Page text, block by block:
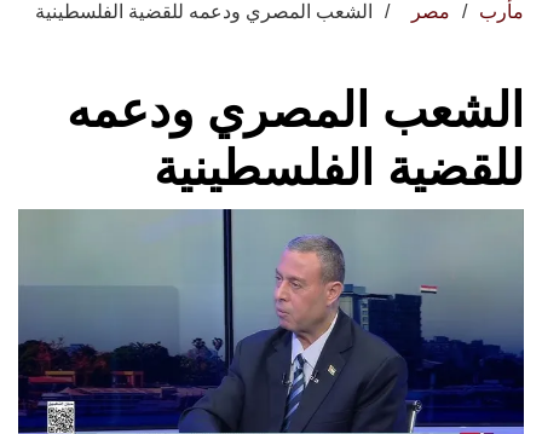
مأرب مصر الشعب المصري ودعمه للقضية الفلسطينية
الشعب المصري ودعمه
للقضية الفلسطينية